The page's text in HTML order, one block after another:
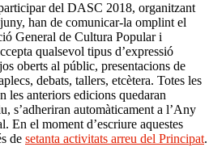
del DASC 2018, organitzant
han de comunicar-la omplint el
General de Cultura Popular i
qualsevol tipus d’expressió
oberts al públic, presentacions de
debats, tallers, etcètera. Totes les
les anteriors edicions quedaran
s’adheriran automàticament a l’Any
En el moment d’escriure aquestes
de setanta activitats arreu del Principat.